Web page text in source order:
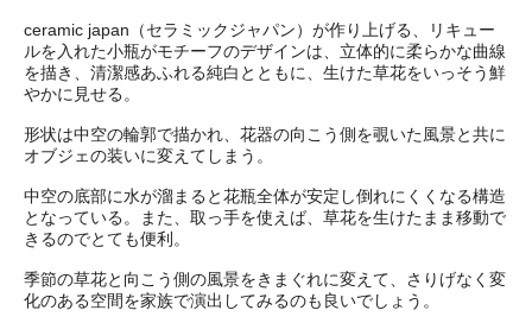
ceramic japan（セラミックジャパン）が作り上げる、リキュー
ルを入れた小瓶がモチーフのデザインは、立体的に柔らかな曲線
を描き、清潔感あふれる純白とともに、生けた草花をいっそう鮮
やかに見せる。
形状は中空の輪郭で描かれ、花器の向こう側を覗いた風景と共に
オブジェの装いに変えてしまう。
中空の底部に水が溜まると花瓶全体が安定し倒れにくくなる構造
となっている。また、取っ手を使えば、草花を生けたまま移動で
きるのでとても便利。
季節の草花と向こう側の風景をきまぐれに変えて、さりげなく変
化のある空間を家族で演出してみるのも良いでしょう。